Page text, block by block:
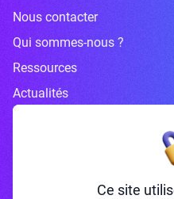
Nous contacter
Qui sommes-nous ?
Ressources
Actualités
Inscrivez-
Ce site